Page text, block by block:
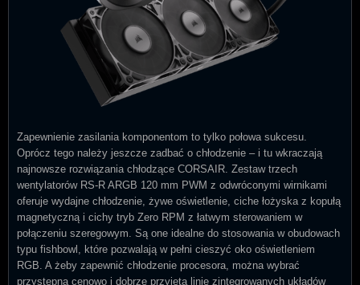
Zapewnienie zasilania komponentom to tylko połowa sukcesu.
Oprócz tego należy jeszcze zadbać o chłodzenie – i tu wkraczają
najnowsze rozwiązania chłodzące CORSAIR. Zestaw trzech
wentylatorów RS-R ARGB 120 mm PWM z odwróconymi wirnikami
oferuje wydajne chłodzenie, żywe oświetlenie, ciche łożyska z kopułą
magnetyczną i cichy tryb Zero RPM z łatwym sterowaniem w
połączeniu szeregowym. Są one idealne do stosowania w obudowach
typu fishbowl, które pozwalają w pełni cieszyć oko oświetleniem
RGB. A żeby zapewnić chłodzenie procesora, można wybrać
przystępną cenowo i dobrze przyjętą linię zintegrowanych układów